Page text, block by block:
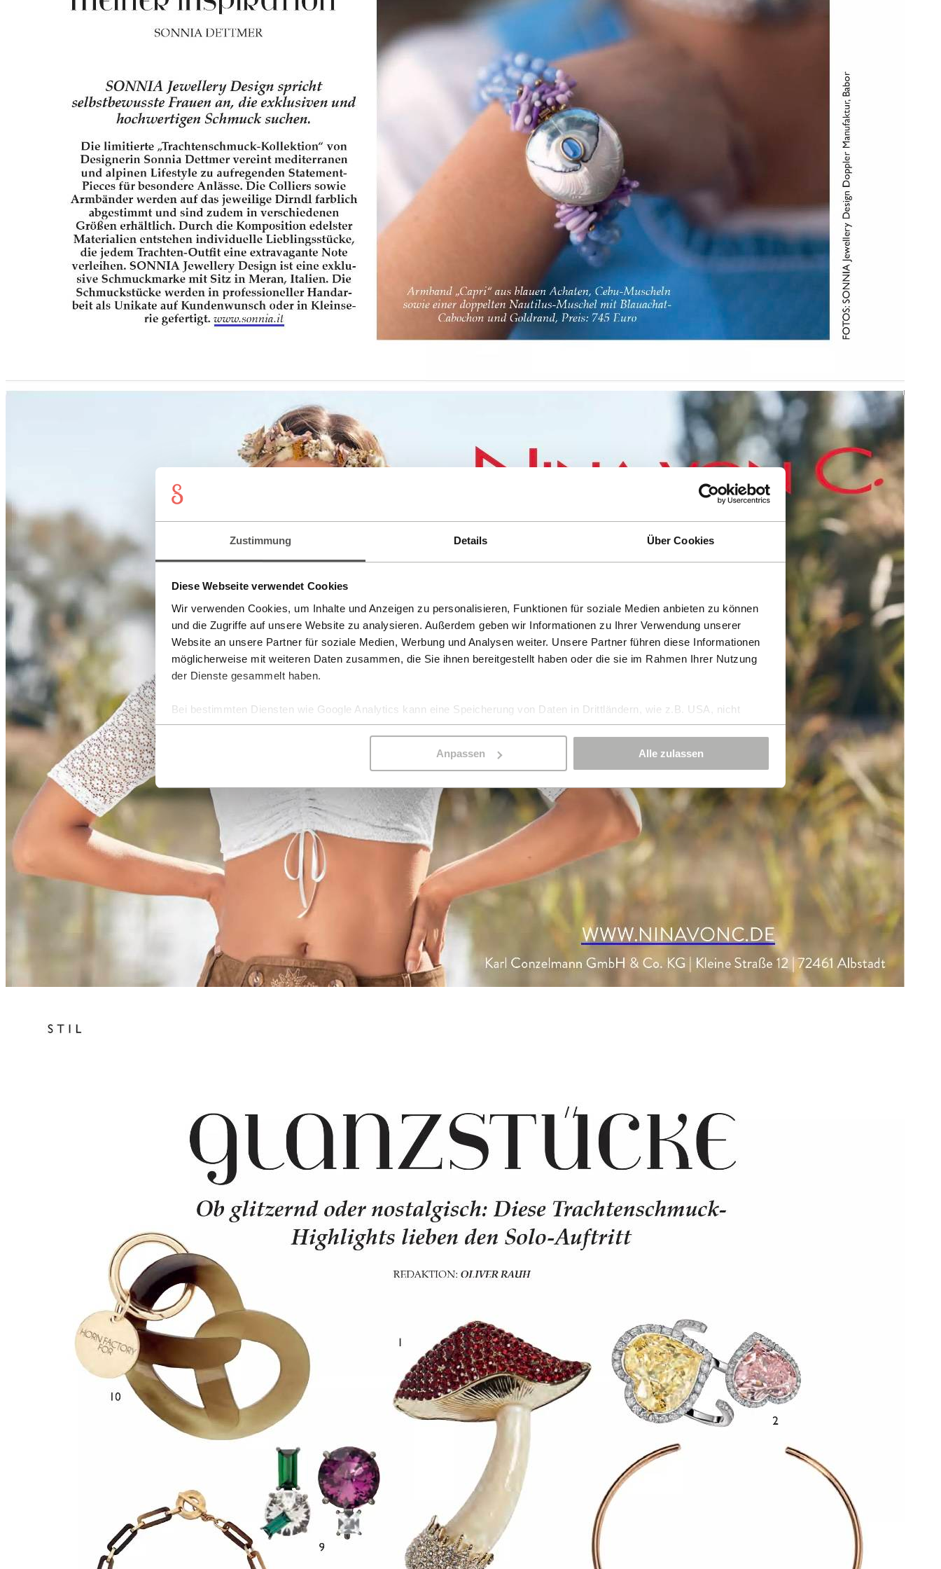
Zustimmung Details Über Cookies
Diese Webseite verwendet Cookies
Wir verwenden Cookies, um Inhalte und Anzeigen zu personalisieren, Funktionen für soziale Medien anbieten zu können
und die Zugriffe auf unsere Website zu analysieren. Außerdem geben wir Informationen zu Ihrer Verwendung unserer
Website an unsere Partner für soziale Medien, Werbung und Analysen weiter. Unsere Partner führen diese Informationen
möglicherweise mit weiteren Daten zusammen, die Sie ihnen bereitgestellt haben oder die sie im Rahmen Ihrer Nutzung
der Dienste gesammelt haben.
Bei bestimmten Diensten wie Google Analytics kann eine Speicherung von Daten in Drittländern, wie z.B. USA, nicht
ausgeschlossen werden.
Anpassen Alle zulassen